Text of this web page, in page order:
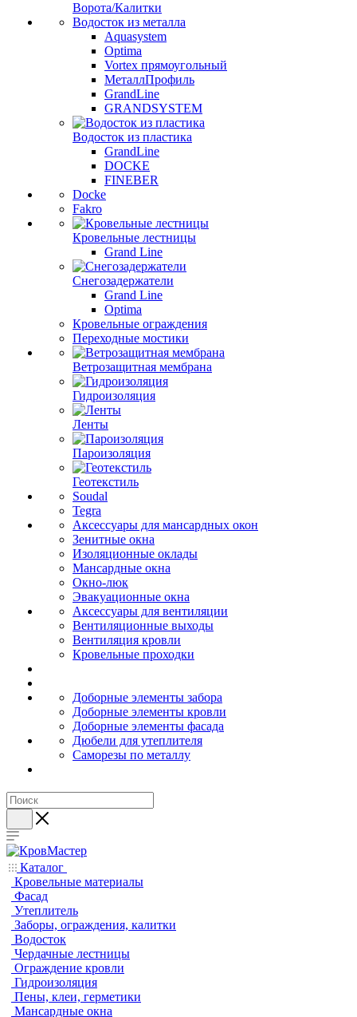
Ворота/Калитки
Водосток из металла
Aquasystem
Optima
Vortex прямоугольный
МеталлПрофиль
GrandLine
GRANDSYSTEM
Водосток из пластика
GrandLine
DOCKE
FINEBER
Docke
Fakro
Кровельные лестницы
Grand Line
Снегозадержатели
Grand Line
Optima
Кровельные ограждения
Переходные мостики
Ветрозащитная мембрана
Гидроизоляция
Ленты
Пароизоляция
Геотекстиль
Soudal
Tegra
Аксессуары для мансардных окон
Зенитные окна
Изоляционные оклады
Мансардные окна
Окно-люк
Эвакуационные окна
Аксессуары для вентиляции
Вентиляционные выходы
Вентиляция кровли
Кровельные проходки
Доборные элементы забора
Доборные элементы кровли
Доборные элементы фасада
Дюбели для утеплителя
Саморезы по металлу
Каталог
Кровельные материалы
Фасад
Утеплитель
Заборы, ограждения, калитки
Водосток
Чердачные лестницы
Ограждение кровли
Гидроизоляция
Пены, клеи, герметики
Мансардные окна